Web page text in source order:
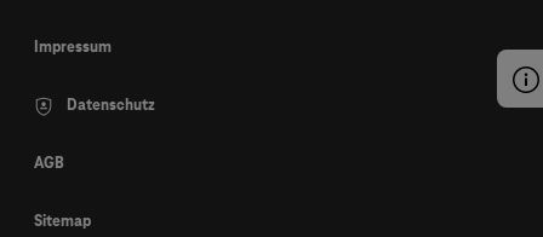
Impressum
Datenschutz
AGB
Sitemap